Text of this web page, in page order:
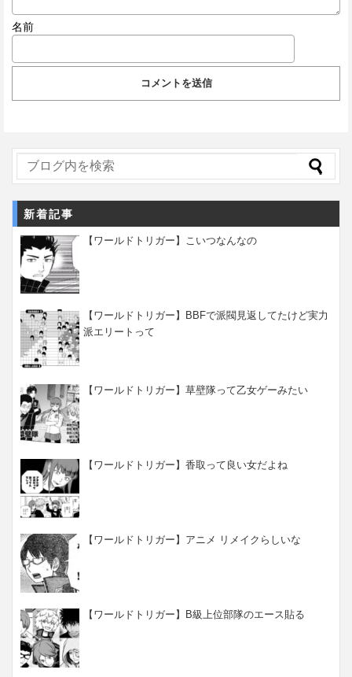
名前
新着記事
【ワールドトリガー】こいつなんなの
【ワールドトリガー】BBFで派閥見返してたけど実力
派エリートって
【ワールドトリガー】草壁隊って乙女ゲーみたい
【ワールドトリガー】香取って良い女だよね
【ワールドトリガー】アニメ リメイクらしいな
【ワールドトリガー】B級上位部隊のエース貼る